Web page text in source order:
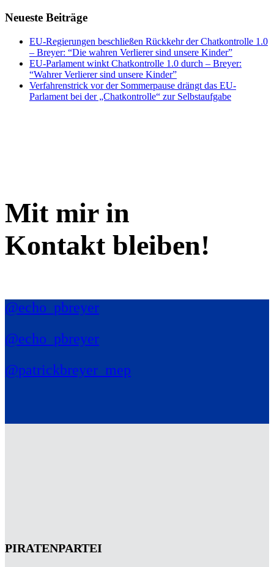
Neueste Beiträge
EU-Regierungen beschließen Rückkehr der Chatkontrolle 1.0
– Breyer: “Die wahren Verlierer sind unsere Kinder”
EU-Parlament winkt Chatkontrolle 1.0 durch – Breyer:
“Wahrer Verlierer sind unsere Kinder”
Verfahrenstrick vor der Sommerpause drängt das EU-
Parlament bei der „Chatkontrolle“ zur Selbstaufgabe
Mit mir in
Kontakt bleiben!
@echo_pbreyer
@echo_pbreyer
@patrickbreyer_mep
PIRATENPARTEI